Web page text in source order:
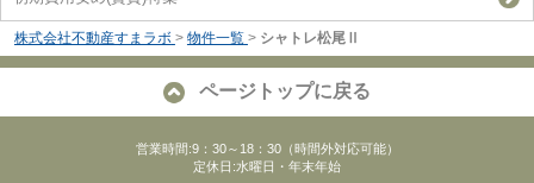
株式会社不動産すまラボ > 物件一覧 > シャトレ松尾Ⅱ
ページトップに戻る
営業時間:9：30～18：30（時間外対応可能）
定休日:水曜日・年末年始